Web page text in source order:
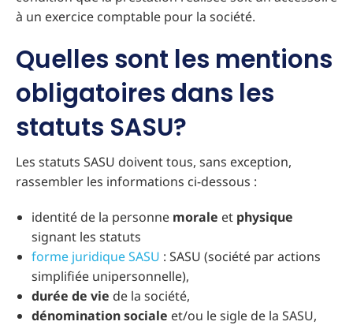
à un exercice comptable pour la société.
Quelles sont les mentions
obligatoires dans les
statuts SASU?
Les statuts SASU doivent tous, sans exception,
rassembler les informations ci-dessous :
identité de la personne morale et physique
signant les statuts
forme juridique SASU : SASU (société par actions
simplifiée unipersonnelle),
durée de vie de la société,
dénominationsociale et/ou le sigle de la SASU,